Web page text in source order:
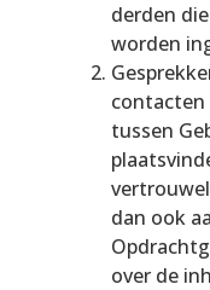
derden
worden
contacten
tussen
dan ook
over de